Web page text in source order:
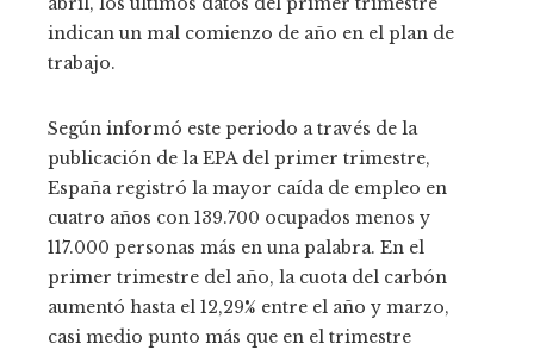
indican un mal comienzo de año en el plan de
trabajo.
Según informó este periodo a través de la
publicación de la EPA del primer trimestre,
España registró la mayor caída de empleo en
cuatro años con 139.700 ocupados menos y
117.000 personas más en una palabra. En el
primer trimestre del año, la cuota del carbón
aumentó hasta el 12,29% entre el año y marzo,
casi medio punto más que en el trimestre